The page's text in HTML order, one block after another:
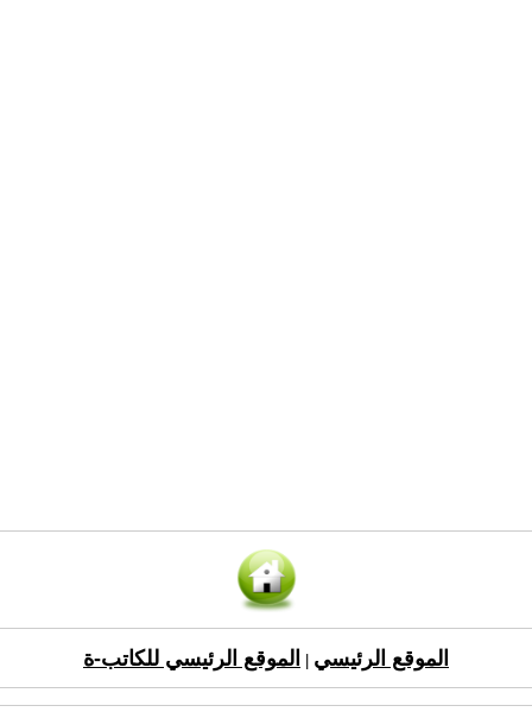
الموقع الرئيسي الموقع الرئيسي للكاتب-ة